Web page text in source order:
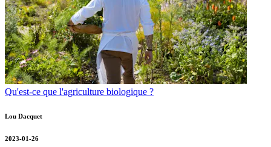
Qu'est-ce que l'agriculture biologique ?
Lou Dacquet
2023-01-26